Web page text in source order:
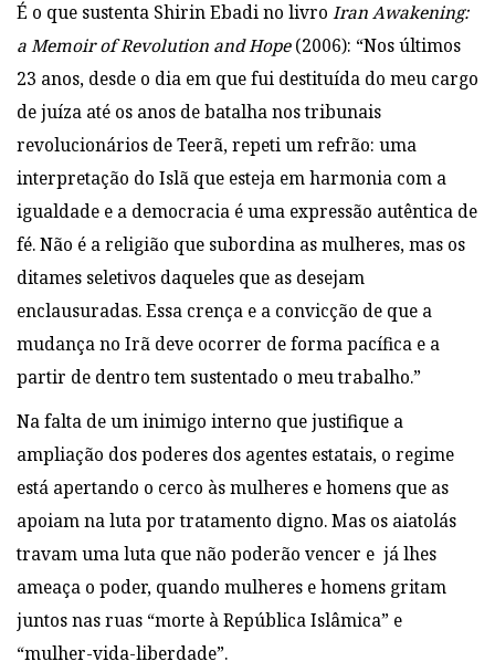
É o que sustenta Shirin Ebadi no livro Iran Awakening:
a Memoir of Revolution and Hope(2006): “Nos últimos
23 anos, desde o dia em que fui destituída do meu cargo
de juíza até os anos de batalha nos tribunais
revolucionários de Teerã, repeti um refrão: uma
interpretação do Islã que esteja em harmonia com a
igualdade e a democracia é uma expressão autêntica de
fé. Não é a religião que subordina as mulheres, mas os
ditames seletivos daqueles que as desejam
enclausuradas. Essa crença e a convicção de que a
mudança no Irã deve ocorrer de forma pacífica e a
partir de dentro tem sustentado o meu trabalho.”
Na falta de um inimigo interno que justifique a
ampliação dos poderes dos agentes estatais, o regime
está apertando o cerco às mulheres e homens que as
apoiam na luta por tratamento digno. Mas os aiatolás
travam uma luta que não poderão vencer e já lhes
ameaça o poder, quando mulheres e homens gritam
juntos nas ruas “morte à República Islâmica” e
“mulher-vida-liberdade”.